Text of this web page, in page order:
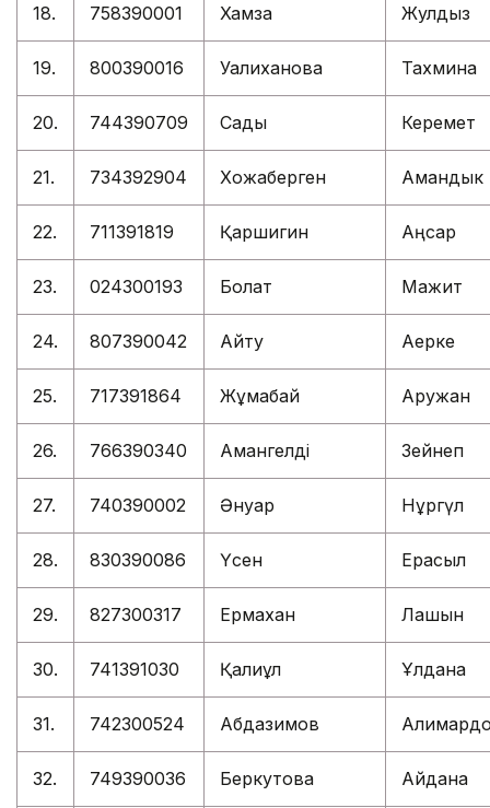
18. 758390001 Хамза Жулдыз
19. 800390016 Уалиханова Тахмина
20. 744390709 Садық Керемет
21. 734392904 Хожаберген Амандык
22. 711391819 Қаршигин Аңсар
23. 024300193 Болат Мажит
24. 807390042 Айту Ақерке
25. 717391864 Жұмабай Аружан
26. 766390340 Амангелді Зейнеп
27. 740390002 Әнуар Нұргүл
28. 830390086 Үсен Ерасыл
29. 827300317 Ермахан Лашын
30. 741391030 Қалиқұл Ұлдана
31. 742300524 Абдазимов
32. 749390036 Беркутова Айдана